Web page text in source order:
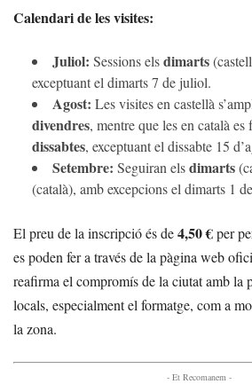
Calendari de les visites:
Juliol: Sessions elsdimarts
exceptuant el dimarts 7 de juliol.
Agost: Les visites en castellà
divendres, mentre que les en català es
dissabtes, exceptuant el dissabte 15
Setembre: Seguiran elsdimarts
(català), amb excepcions el dimarts 1
El preu de la inscripció és de4,50 €per
es poden fer a través de la pàgina web
reafirma el compromís de la ciutat amb la
locals, especialment el formatge, com a
la zona.
- Et Recomanem -